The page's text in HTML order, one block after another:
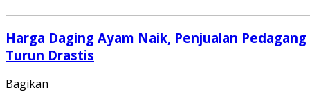
Harga Daging Ayam Naik, Penjualan Pedagang
Turun Drastis
Bagikan